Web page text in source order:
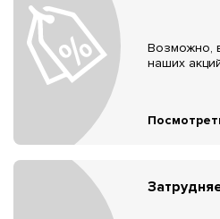
Возможно,
наших